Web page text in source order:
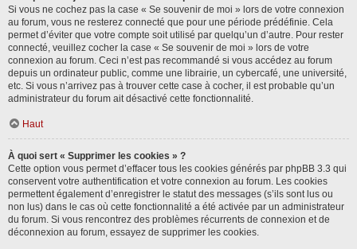
Si vous ne cochez pas la case « Se souvenir de moi » lors de votre connexion
au forum, vous ne resterez connecté que pour une période prédéfinie. Cela
permet d’éviter que votre compte soit utilisé par quelqu’un d’autre. Pour rester
connecté, veuillez cocher la case « Se souvenir de moi » lors de votre
connexion au forum. Ceci n’est pas recommandé si vous accédez au forum
depuis un ordinateur public, comme une librairie, un cybercafé, une université,
etc. Si vous n’arrivez pas à trouver cette case à cocher, il est probable qu’un
administrateur du forum ait désactivé cette fonctionnalité.
Haut
À quoi sert « Supprimer les cookies » ?
Cette option vous permet d’effacer tous les cookies générés par phpBB 3.3 qui
conservent votre authentification et votre connexion au forum. Les cookies
permettent également d’enregistrer le statut des messages (s’ils sont lus ou
non lus) dans le cas où cette fonctionnalité a été activée par un administrateur
du forum. Si vous rencontrez des problèmes récurrents de connexion et de
déconnexion au forum, essayez de supprimer les cookies.